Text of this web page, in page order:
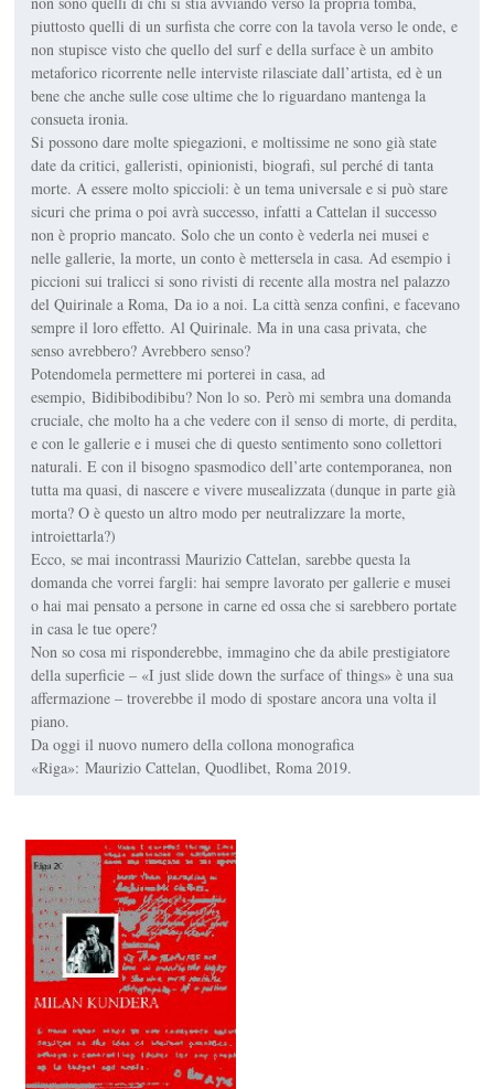
piuttosto quelli di un surfista che corre con la tavola verso le onde, e
non stupisce visto che quello del surf e della surface è un ambito
metaforico ricorrente nelle interviste rilasciate dall’artista, ed è un
bene che anche sulle cose ultime che lo riguardano mantenga la
consueta ironia.
Si possono dare molte spiegazioni, e moltissime ne sono già state
date da critici, galleristi, opinionisti, biografi, sul perché di tanta
morte. A essere molto spiccioli: è un tema universale e si può stare
sicuri che prima o poi avrà successo, infatti a Cattelan il successo
non è proprio mancato. Solo che un conto è vederla nei musei e
nelle gallerie, la morte, un conto è mettersela in casa. Ad esempio i
piccioni sui tralicci si sono rivisti di recente alla mostra nel palazzo
del Quirinale a Roma,Da io a noi. La città senza confini, e facevano
sempre il loro effetto. Al Quirinale. Ma in una casa privata, che
senso avrebbero? Avrebbero senso?
Potendomela permettere mi porterei in casa, ad
esempio,Bidibibodibibu? Non lo so. Però mi sembra una domanda
cruciale, che molto ha a che vedere con il senso di morte, di perdita,
e con le gallerie e i musei che di questo sentimento sono collettori
naturali. E con il bisogno spasmodico dell’arte contemporanea, non
tutta ma quasi, di nascere e vivere musealizzata (dunque in parte già
morta? O è questo un altro modo per neutralizzare la morte,
introiettarla?)
Ecco, se mai incontrassi Maurizio Cattelan, sarebbe questa la
domanda che vorrei fargli: hai sempre lavorato per gallerie e musei
o hai mai pensato a persone in carne ed ossa che si sarebbero portate
in casa le tue opere?
Non so cosa mi risponderebbe, immagino che da abile prestigiatore
della superficie – «I just slide down the surface of things» è una sua
affermazione – troverebbe il modo di spostare ancora una volta il
piano.
Da oggi il nuovo numero della collona monografica
«Riga»:Maurizio Cattelan, Quodlibet, Roma 2019.